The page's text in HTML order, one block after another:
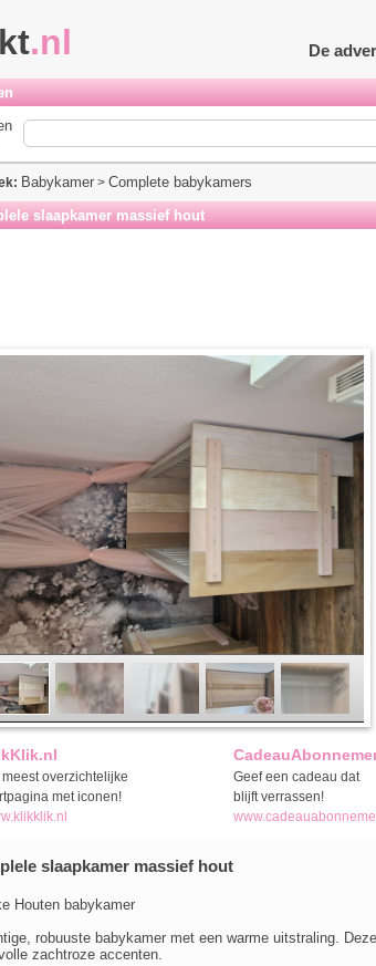
.nl De
Babykamer> Complete babykamers
slaapkamer massief hout
meest overzichtelijke
met iconen!
Geef een cadeau dat
blijft verrassen!
slaapkamer massief hout
Houten babykamer
robuuste babykamer met een warme uitstraling.
zachtroze accenten.